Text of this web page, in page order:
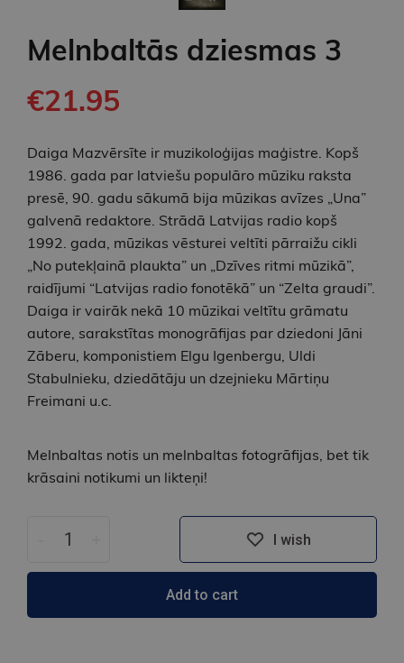
Melnbaltās dziesmas 3
€21.95
Daiga Mazvērsīte ir muzikoloģijas maģistre. Kopš
1986. gada par latviešu populāro mūziku raksta
presē, 90. gadu sākumā bija mūzikas avīzes „Una”
galvenā redaktore. Strādā Latvijas radio kopš
1992. gada, mūzikas vēsturei veltīti pārraižu cikli
„No putekļainā plaukta” un „Dzīves ritmi mūzikā”,
raidījumi “Latvijas radio fonotēkā” un “Zelta graudi”.
Daiga ir vairāk nekā 10 mūzikai veltītu grāmatu
autore, sarakstītas monogrāfijas par dziedoni Jāni
Zāberu, komponistiem Elgu Igenbergu, Uldi
Stabulnieku, dziedātāju un dzejnieku Mārtiņu
Freimani u.c.
Melnbaltas notis un melnbaltas fotogrāfijas, bet tik
krāsaini notikumi un likteņi!
I wish
Add to cart